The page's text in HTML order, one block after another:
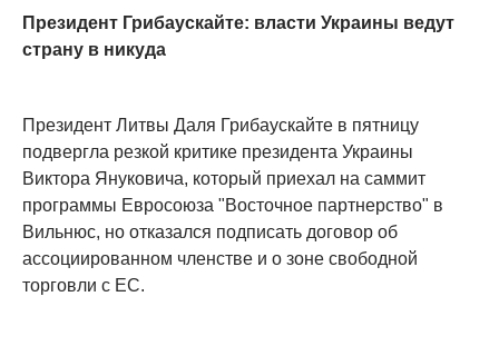
Президент Грибаускайте: власти Украины ведут
страну в никуда
Президент Литвы Даля Грибаускайте в пятницу
подвергла резкой критике президента Украины
Виктора Януковича, который приехал на саммит
программы Евросоюза "Восточное партнерство" в
Вильнюс, но отказался подписать договор об
ассоциированном членстве и о зоне свободной
торговли с ЕС.